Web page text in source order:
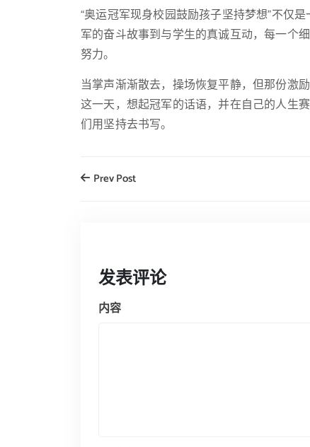
“奥运冠军现身校园鼓励孩子坚持梦想”不仅
军的奋斗故事到与学生的真诚互动，每一个
努力。
当掌声渐渐散去，操场恢复平静，但那份激
这一天，想起冠军的话语，并在自己的人生
们用坚持去书写。
Prev Post
发表评论
内容